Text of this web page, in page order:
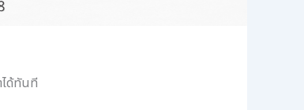
ด้ทันที